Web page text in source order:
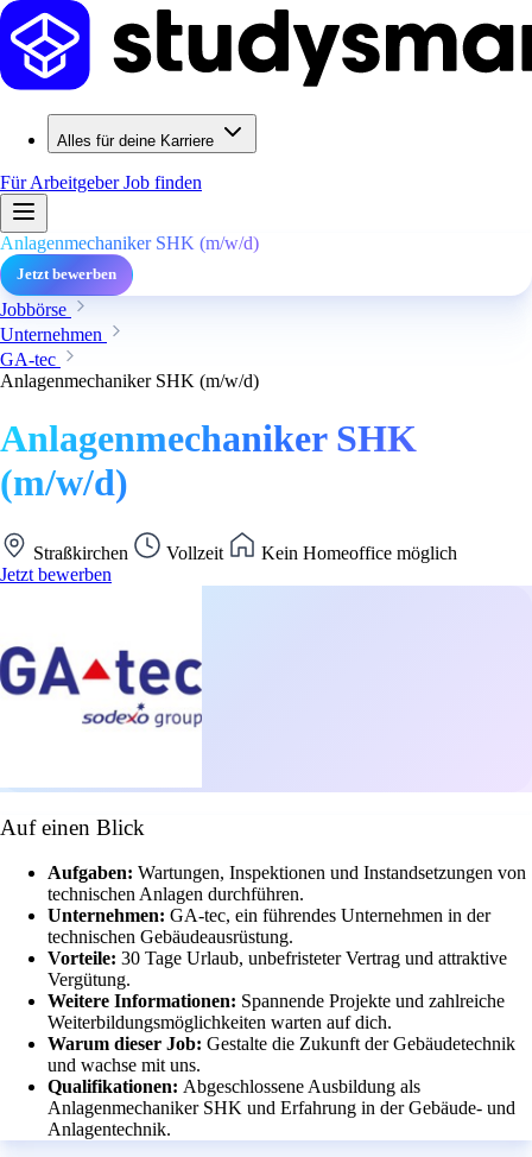
Alles für deine Karriere
Für ArbeitgeberJob finden
Anlagenmechaniker SHK (m/w/d)
Jetzt bewerben
Jobbörse
Unternehmen
GA-tec
Anlagenmechaniker SHK (m/w/d)
Anlagenmechaniker SHK
(m/w/d)
Straßkirchen Vollzeit
Kein Homeoffice möglich
Jetzt bewerben
Auf einen Blick
Aufgaben: Wartungen, Inspektionen und Instandsetzungen von
technischen Anlagen durchführen.
Unternehmen: GA-tec, ein führendes Unternehmen in der
technischen Gebäudeausrüstung.
Vorteile: 30 Tage Urlaub, unbefristeter Vertrag und attraktive
Vergütung.
Weitere Informationen: Spannende Projekte und zahlreiche
Weiterbildungsmöglichkeiten warten auf dich.
Warum dieser Job: Gestalte die Zukunft der Gebäudetechnik
und wachse mit uns.
Qualifikationen: Abgeschlossene Ausbildung als
Anlagenmechaniker SHK und Erfahrung in der Gebäude- und
Anlagentechnik.